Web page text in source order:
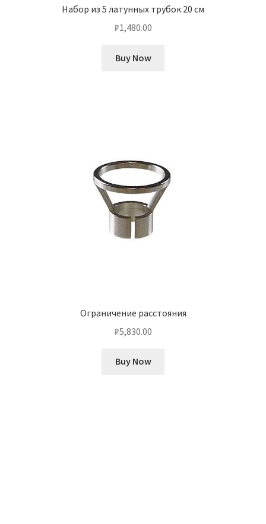
Набор из 5 латунных трубок 20 см
₽1,480.00
Buy Now
Ограничение расстояния
₽5,830.00
Buy Now